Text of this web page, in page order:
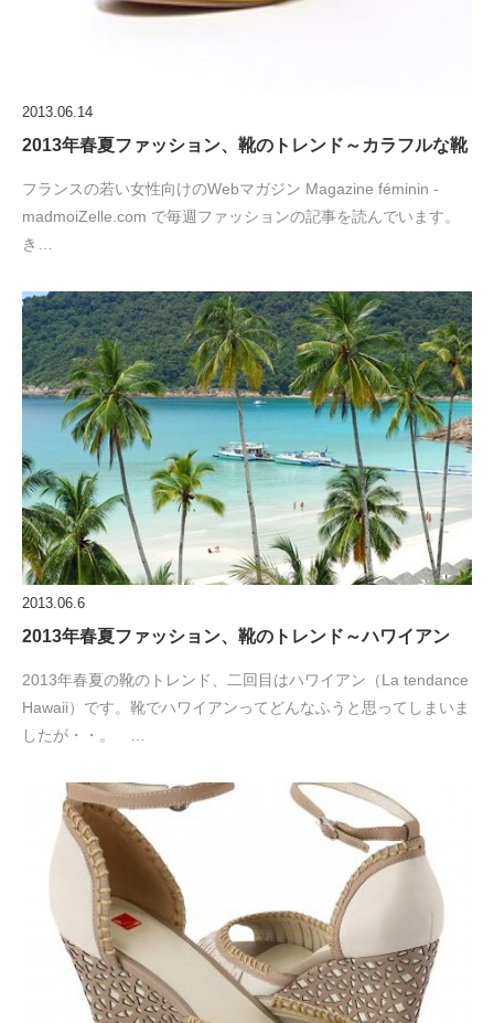
2013.06.14
2013年春夏ファッション、靴のトレンド～カラフルな靴
フランスの若い女性向けのWebマガジン Magazine féminin -
madmoiZelle.com で毎週ファッションの記事を読んでいます。
き…
2013.06.6
2013年春夏ファッション、靴のトレンド～ハワイアン
2013年春夏の靴のトレンド、二回目はハワイアン（La tendance
Hawaii）です。靴でハワイアンってどんなふうと思ってしまいま
したが・・。 …